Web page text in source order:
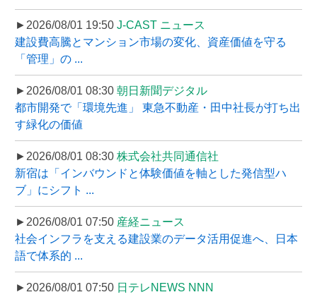
►2026/08/01 19:50 J-CAST ニュース
建設費高騰とマンション市場の変化、資産価値を守る
「管理」の ...
►2026/08/01 08:30 朝日新聞デジタル
都市開発で「環境先進」 東急不動産・田中社長が打ち出
す緑化の価値
►2026/08/01 08:30 株式会社共同通信社
新宿は「インバウンドと体験価値を軸とした発信型ハ
ブ」にシフト ...
►2026/08/01 07:50 産経ニュース
社会インフラを支える建設業のデータ活用促進へ、日本
語で体系的 ...
►2026/08/01 07:50 日テレNEWS NNN